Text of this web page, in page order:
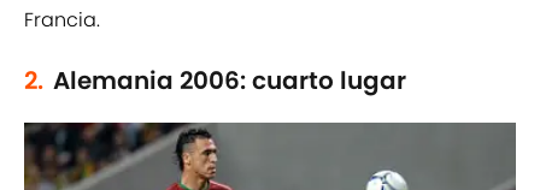
Francia.
2. Alemania 2006: cuarto lugar